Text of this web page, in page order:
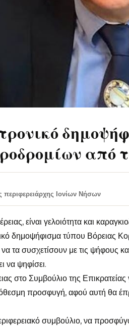
από
Ιονίων Νήσων
είναι γελοιότητα και
δημοψήφισμα τύπου Βόρειας
τα συσχετίσουν με τις ψήφους
να ψηφίσει.
στο Συμβούλιο της
προσφυγή, αφού αυτή θα
συμβούλιο, να